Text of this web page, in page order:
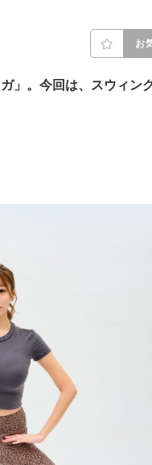
お
」。今回は、スウィン